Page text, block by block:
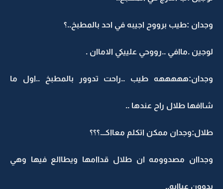
وجدان :طيب برووح اجيبه في احد بالمطبخ..؟
لوجين .ماافي ..رووحي علييكي الاماان .
وجدان:هههههه طيب ..راحت تدوور بالمطبخ ..اول ما
شاافها طلال راح عندها ..
طلال:وجدان ممكن اتكلم معااكــ.؟؟؟
وجداان مصدوومه ان طلال قداامها ويطاالع فيها وهي
بدوون عباايه..